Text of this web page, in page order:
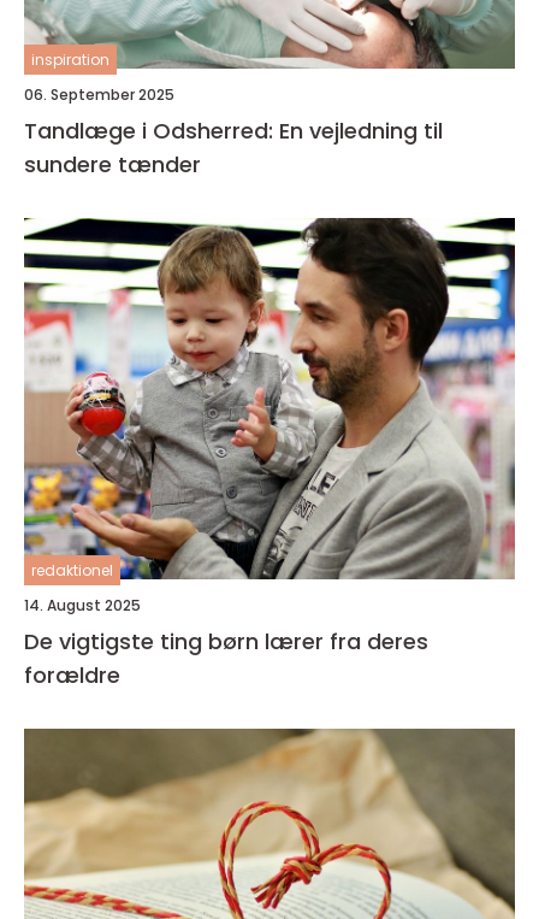
inspiration
06. September 2025
Tandlæge i Odsherred: En vejledning til
sundere tænder
redaktionel
14. August 2025
De vigtigste ting børn lærer fra deres
forældre